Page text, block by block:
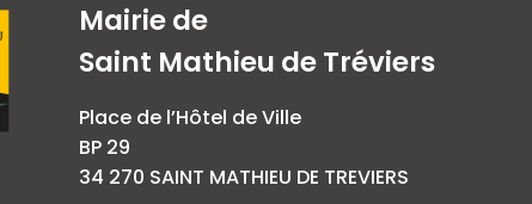
Mairie de
Saint Mathieu de Tréviers
Place de l’Hôtel de Ville
BP 29
34 270 SAINT MATHIEU DE TREVIERS